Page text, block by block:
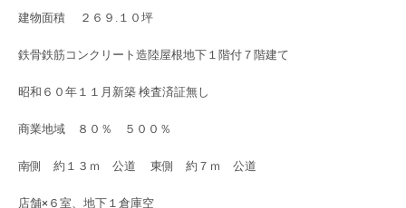
建物面積 ２６９.１０坪
鉄骨鉄筋コンクリート造陸屋根地下１階付７階建て
昭和６０年１１月新築 検査済証無し
商業地域 ８０％ ５００％
南側 約１３ｍ 公道 東側 約７ｍ 公道
店舗×６室、地下１倉庫空